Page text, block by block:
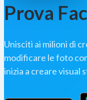
Prova
Unisciti ai milioni di
modificare le foto
inizia a creare visual